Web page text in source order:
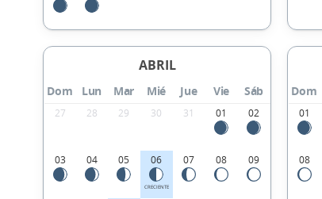
ABRIL
Dom Lun Mar Mié Jue Vie Sáb
27 28 29 30 31 01 02
03 04 05 06
CRECIENTE
07 08 09
Dom
01
08